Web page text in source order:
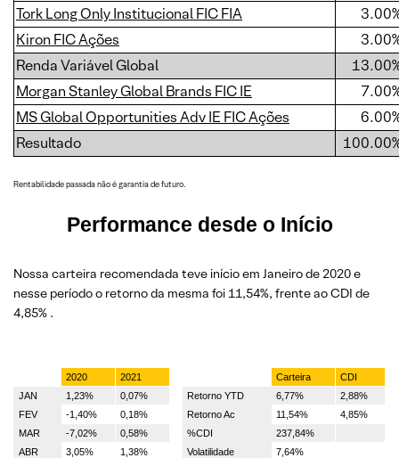
Tork Long Only Institucional FIC FIA
Kiron FIC Ações
Renda Variável Global
Morgan Stanley Global Brands FIC IE
MS Global Opportunities Adv IE FIC Ações
Resultado
Rentabilidade passada não é garantia de futuro.
Performance desde o Início
Nossa carteira recomendada teve início em Janeiro de 2020 e
nesse período o retorno da mesma foi 11,54%, frente ao CDI de
4,85% .
2020 2021 Carteira
CDI
JAN
1,23% 0,07% Retorno YTD 6,77%
2,88%
FEV
-1,40% 0,18% Retorno Ac 11,54%
4,85%
MAR
-7,02% 0,58% %CDI
237,84%
ABR
3,05% 1,38% Volatilidade
7,64%